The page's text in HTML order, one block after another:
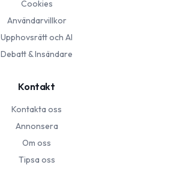
Cookies
Användarvillkor
Upphovsrätt och AI
Debatt & Insändare
Kontakt
Kontakta oss
Annonsera
Om oss
Tipsa oss